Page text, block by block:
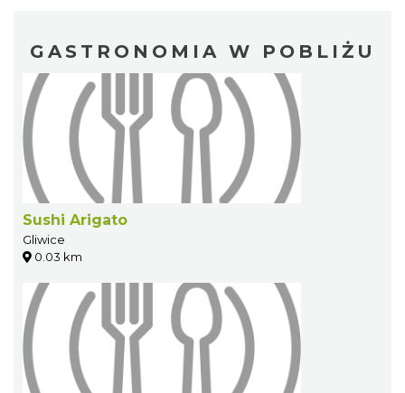
GASTRONOMIA W POBLIŻU
Sushi Arigato
Gliwice
0.03 km